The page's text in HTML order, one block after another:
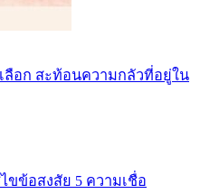
อก สะท้อนความกลัวที่อยู่ใน
ข้อสงสัย 5 ความเชื่อ